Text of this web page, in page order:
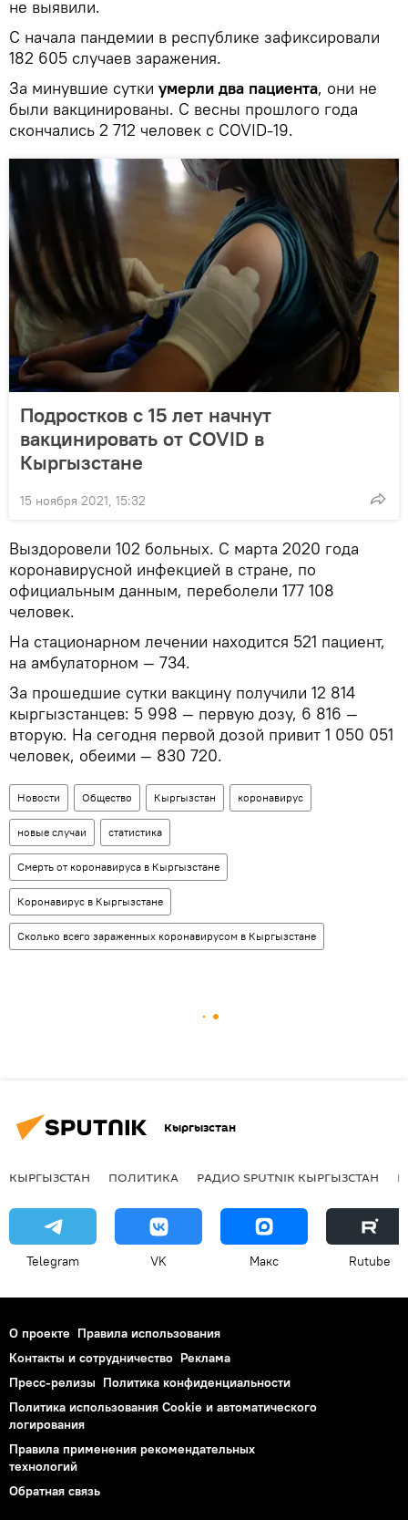
не выявили.
С начала пандемии в республике зафиксировали
182 605 случаев заражения.
За минувшие сутки умерли два пациента, они не
были вакцинированы. С весны прошлого года
скончались 2 712 человек с COVID-19.
Подростков с 15 лет начнут
вакцинировать от COVID в
Кыргызстане
15 ноября 2021, 15:32
Выздоровели 102 больных. С марта 2020 года
коронавирусной инфекцией в стране, по
официальным данным, переболели 177 108
человек.
На стационарном лечении находится 521 пациент,
на амбулаторном — 734.
За прошедшие сутки вакцину получили 12 814
кыргызстанцев: 5 998 — первую дозу, 6 816 —
вторую. На сегодня первой дозой привит 1 050 051
человек, обеими — 830 720.
Новости Общество Кыргызстан коронавирус
новые случаи статистика
Смерть от коронавируса в Кыргызстане
Коронавирус в Кыргызстане
Сколько всего зараженных коронавирусом в Кыргызстане
Кыргызстан
КЫРГЫЗСТАН ПОЛИТИКА РАДИО SPUTNIK КЫРГЫЗСТАН
Telegram VK Макс Rutube
О проекте Правила использования
Контакты и сотрудничество Реклама
Пресс-релизы Политика конфиденциальности
Политика использования Cookie и автоматического
логирования
Правила применения рекомендательных
технологий
Обратная связь